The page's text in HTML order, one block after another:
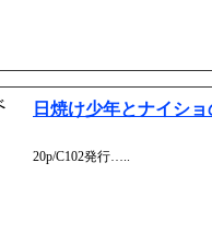
日焼け少年とナイシ
20p/C102発行…..